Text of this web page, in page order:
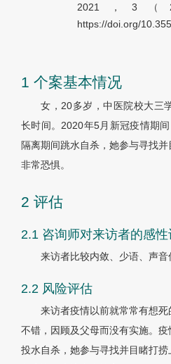
2021，3（
https://doi.org/
1 个案基本情况
女，20多岁，中医院校大三
长时间。2020年5月新冠疫情期
隔离期间跳水自杀，她参与寻找
非常恐惧。
2 评估
2.1 咨询师对来访者的感性
来访者比较内敛、少语、声音
2.2 风险评估
来访者疫情以前就常常有想
不错，因顾及父母而没有实施。
投水自杀，她参与寻找并目睹打